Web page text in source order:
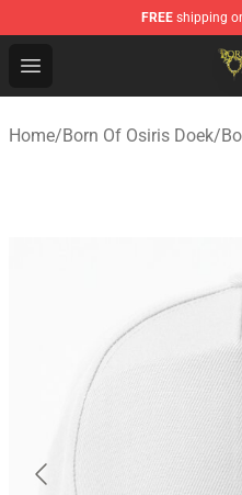
FREE shipping
Open menu
Born Of Osiris Store -
Home/Born Of Osiris Doek/